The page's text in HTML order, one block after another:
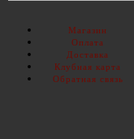
Магазин
Оплата
Доставка
Клубная карта
Обратная связь